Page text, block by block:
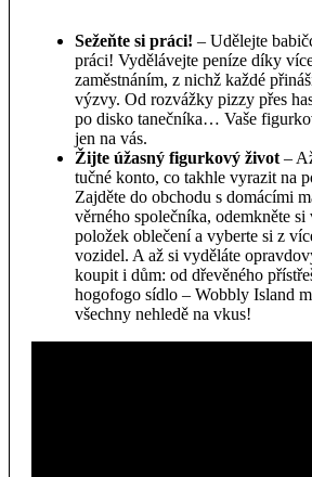
Sežeňte si práci! – Udělejte
práci! Vydělávejte peníze díky
zaměstnáním, z nichž každé
výzvy. Od rozvážky pizzy přes
po disko tanečníka… Vaše
jen na vás.
Žijte úžasný figurkový život –
tučné konto, co takhle vyrazit na
Zajděte do obchodu s domácími
věrného společníka, odemkněte si
položek oblečení a vyberte si z
vozidel. A až si vyděláte
koupit i dům: od dřevěného
hogofogo sídlo – Wobbly Island
všechny nehledě na vkus!